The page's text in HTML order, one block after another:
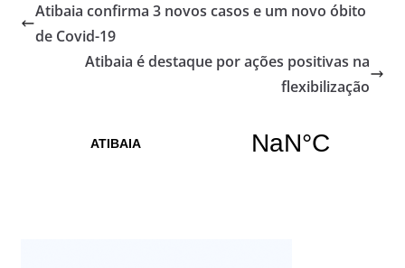
Atibaia confirma 3 novos casos e um novo óbito
de Covid-19
Atibaia é destaque por ações positivas na
flexibilização